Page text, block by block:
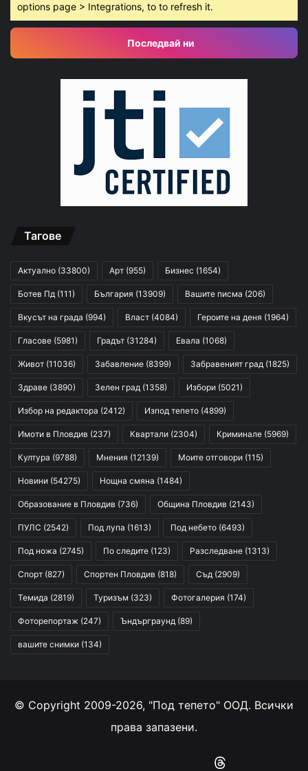
options page > Integrations, to to refresh it.
Последвай ни
Тагове
Актуално (33800) Арт (955) Бизнес (1654)
Ботев Пд (111) България (13909) Вашите писма (206)
Вкусът на града (994) Власт (4084) Героите на деня (1964)
Гласове (5981) Градът (31284) Евала (1068)
Живот (11036) Забавление (8399) Забравеният град (1825)
Здраве (3890) Зелен град (1358) Избори (5021)
Избор на редактора (2412) Изпод тепето (4899)
Имоти в Пловдив (237) Квартали (2304) Криминале (5969)
Култура (9788) Мнения (12139) Моите отговори (115)
Новини (54275) Нощна смяна (1484)
Образование в Пловдив (736) Община Пловдив (2143)
ПУЛС (2542) Под лупа (1613) Под небето (6493)
Под ножа (2745) По следите (123) Разследване (1313)
Спорт (827) Спортен Пловдив (818) Съд (2909)
Темида (2819) Туризъм (323) Фотогалерия (174)
Фоторепортаж (247) Ъндърграунд (89)
вашите снимки (134)
© Copyright 2009-2026, "Под тепето" ООД. Всички
права запазени.
Instagram
RSS